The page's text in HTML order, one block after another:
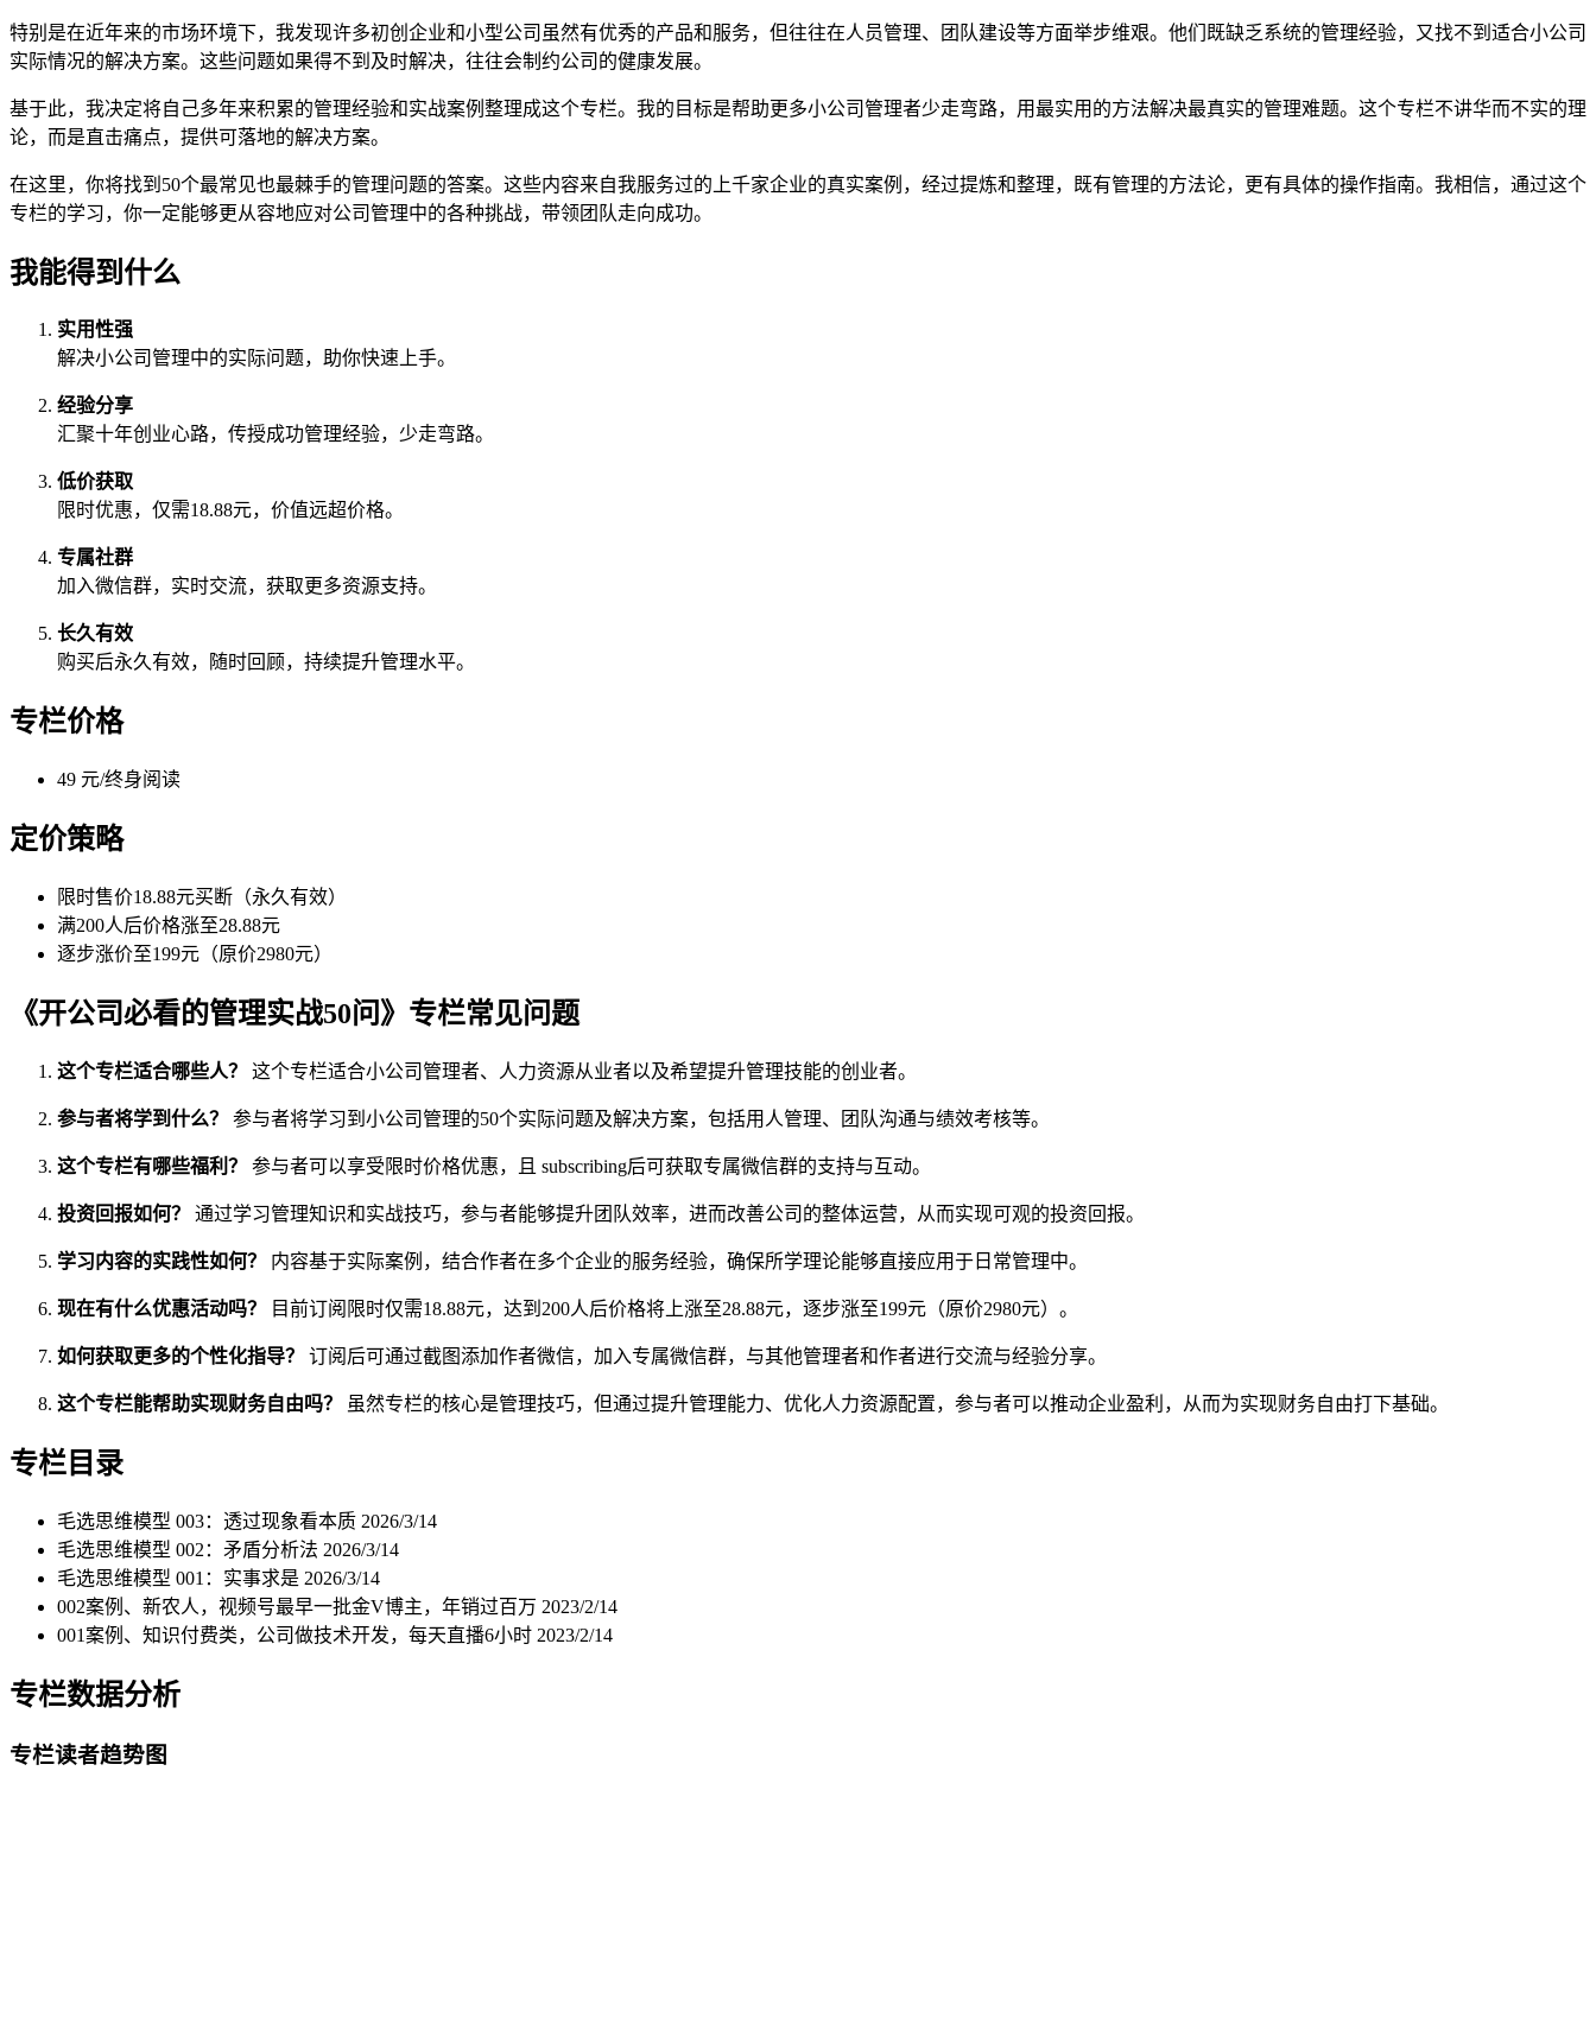
特别是在近年来的市场环境下，我发现许多初创企业和小型公司虽然有优秀的产品和服务，但往往在人员管理、团队建设等方面举步维艰。他们既缺乏系统的管理经验，又找不到适合小公司
实际情况的解决方案。这些问题如果得不到及时解决，往往会制约公司的健康发展。
基于此，我决定将自己多年来积累的管理经验和实战案例整理成这个专栏。我的目标是帮助更多小公司管理者少走弯路，用最实用的方法解决最真实的管理难题。这个专栏不讲华而不实的理
论，而是直击痛点，提供可落地的解决方案。
在这里，你将找到50个最常见也最棘手的管理问题的答案。这些内容来自我服务过的上千家企业的真实案例，经过提炼和整理，既有管理的方法论，更有具体的操作指南。我相信，通过这个
专栏的学习，你一定能够更从容地应对公司管理中的各种挑战，带领团队走向成功。
我能得到什么
实用性强
解决小公司管理中的实际问题，助你快速上手。
经验分享
汇聚十年创业心路，传授成功管理经验，少走弯路。
低价获取
限时优惠，仅需18.88元，价值远超价格。
专属社群
加入微信群，实时交流，获取更多资源支持。
长久有效
购买后永久有效，随时回顾，持续提升管理水平。
专栏价格
49 元/终身阅读
定价策略
限时售价18.88元买断（永久有效）
满200人后价格涨至28.88元
逐步涨价至199元（原价2980元）
《开公司必看的管理实战50问》专栏常见问题
这个专栏适合哪些人？ 这个专栏适合小公司管理者、人力资源从业者以及希望提升管理技能的创业者。
参与者将学到什么？ 参与者将学习到小公司管理的50个实际问题及解决方案，包括用人管理、团队沟通与绩效考核等。
这个专栏有哪些福利？ 参与者可以享受限时价格优惠，且 subscribing后可获取专属微信群的支持与互动。
投资回报如何？ 通过学习管理知识和实战技巧，参与者能够提升团队效率，进而改善公司的整体运营，从而实现可观的投资回报。
学习内容的实践性如何？ 内容基于实际案例，结合作者在多个企业的服务经验，确保所学理论能够直接应用于日常管理中。
现在有什么优惠活动吗？ 目前订阅限时仅需18.88元，达到200人后价格将上涨至28.88元，逐步涨至199元（原价2980元）。
如何获取更多的个性化指导？ 订阅后可通过截图添加作者微信，加入专属微信群，与其他管理者和作者进行交流与经验分享。
这个专栏能帮助实现财务自由吗？ 虽然专栏的核心是管理技巧，但通过提升管理能力、优化人力资源配置，参与者可以推动企业盈利，从而为实现财务自由打下基础。
专栏目录
毛选思维模型 003：透过现象看本质 2026/3/14
毛选思维模型 002：矛盾分析法 2026/3/14
毛选思维模型 001：实事求是 2026/3/14
002案例、新农人，视频号最早一批金V博主，年销过百万 2023/2/14
001案例、知识付费类，公司做技术开发，每天直播6小时 2023/2/14
专栏数据分析
专栏读者趋势图